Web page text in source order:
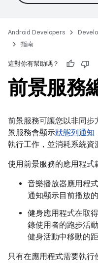
Android Developers
指南
這對你有幫助嗎？
前景服務
前景服務可讓您以非同
景服務會顯示狀態列通知
執行工作，並消耗系統資
使用前景服務的應用程式
音樂播放器應用程
通知顯示目前播放的
健身應用程式在取
錄使用者的跑步活
健身活動中移動的距
只有在應用程式需要執